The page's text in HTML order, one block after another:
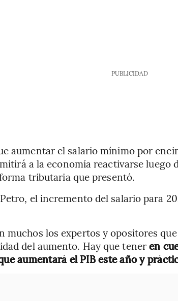
PUBLICIDAD
aumentar el salario mínimo por
a la economía reactivarse luego
tributaria que presentó.
el incremento del salario para
muchos los expertos y opositores
del aumento. Hay que teneren
aumentará el PIB este año y